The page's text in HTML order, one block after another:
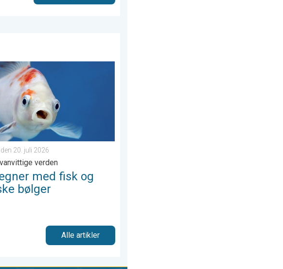
23. juni 2026
med fisk og mytiske bølger. Vejrets vanvittige verden. . . mandag den 20. juli
20. juli 2026
verden
med fisk og
bølger
Alle artikler